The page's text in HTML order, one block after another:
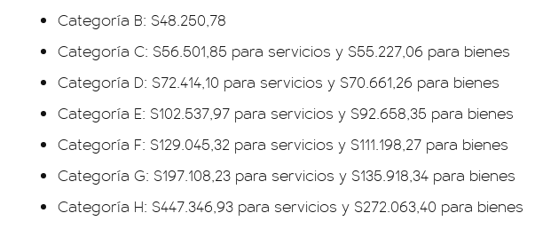
Categoría B: $48.250,78
Categoría C: $56.501,85 para servicios y $55.227,06 para bienes
Categoría D: $72.414,10 para servicios y $70.661,26 para bienes
Categoría E: $102.537,97 para servicios y $92.658,35 para bienes
Categoría F: $129.045,32 para servicios y $111.198,27 para bienes
Categoría G: $197.108,23 para servicios y $135.918,34 para bienes
Categoría H: $447.346,93 para servicios y $272.063,40 para bienes